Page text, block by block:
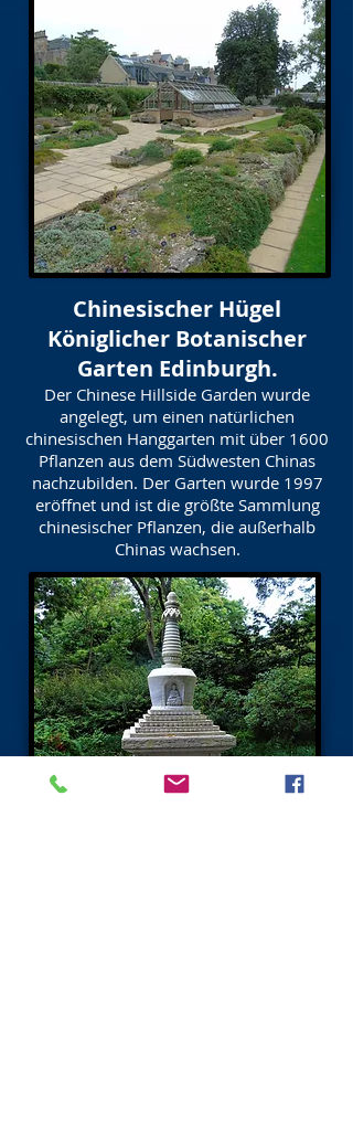
Chinesischer Hügel
Königlicher Botanischer
Garten Edinburgh.
Der Chinese Hillside Garden wurde
angelegt, um einen natürlichen
chinesischen Hanggarten mit über 1600
Pflanzen aus dem Südwesten Chinas
nachzubilden. Der Garten wurde 1997
eröffnet und ist die größte Sammlung
chinesischer Pflanzen, die außerhalb
Chinas wachsen.